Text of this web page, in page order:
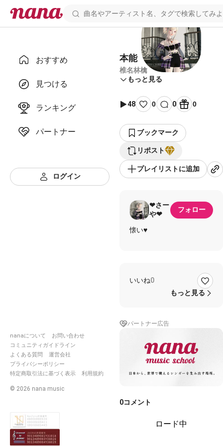
おすすめ
見つける
ランキング
パートナー
ログイン
nanaについて
お問い合わせ
コミュニティガイドライン
よくある質問
運営会社
プライバシーポリシー
特定商取引法に基づく表示
利用規約
© 2026 nana music
本能
椎名林檎
もっと見る
48 0 0 0
ブックマーク
リポスト
プレイリストに追加
❤さー
や❤
フォロー
懐い♥
いいね0
もっと見る
パートナー広告
0コメント
ロード中